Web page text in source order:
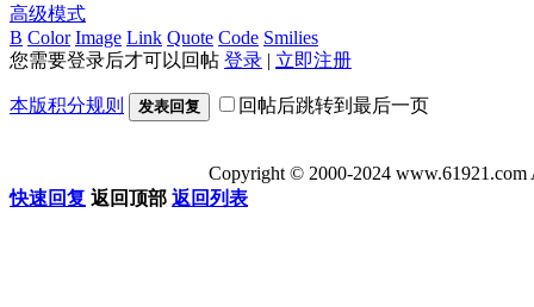
高级模式
B Color Image Link Quote Code Smilies
您需要登录后才可以回帖 登录 | 立即注册
本版积分规则 发表回复 回帖后跳转到最后一页
Copyright © 2000-2024
快速回复 返回顶部 返回列表